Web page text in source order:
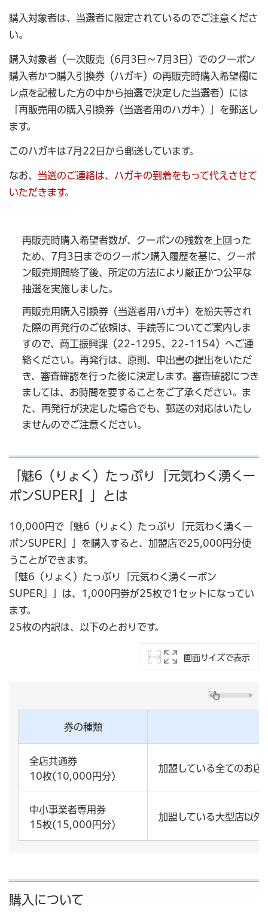
購入対象者は、当選者に限定されているのでご注意くださ
い。
購入対象者（一次販売（6月3日～7月3日）でのクーポン
購入者かつ購入引換券（ハガキ）の再販売時購入希望欄に
レ点を記載した方の中から抽選で決定した当選者）には
「再販売用の購入引換券（当選者用のハガキ）」を郵送し
ます。
このハガキは7月22日から郵送しています。
なお、 当選のご連絡は、ハガキの到着をもって代えさせて
いただきます。
再販売時購入希望者数が、クーポンの残数を上回った
ため、7月3日までのクーポン購入履歴を基に、クーポ
ン販売期間終了後、所定の方法により厳正かつ公平な
抽選を実施しました。
再販売用購入引換券（当選者用ハガキ）を紛失等され
た際の再発行のご依頼は、手続等についてご案内しま
すので、商工振興課（22-1295、22-1154）へご連
絡ください。再発行は、原則、申出書の提出をいただ
き、審査確認を行った後に決定します。審査確認につき
ましては、お時間を要することをご了承ください。ま
た、再発行が決定した場合でも、郵送の対応はいたし
ませんのでご注意ください。
「魅6（りょく）たっぷり『元気わく湧くー
ポンSUPER』」とは
10,000円で「魅6（りょく）たっぷり『元気わく湧くー
ポンSUPER』」を購入すると、加盟店で25,000円分使
うことができます。
「魅6（りょく）たっぷり『元気わく湧くーポン
SUPER』」は、1,000円券が25枚で1セットになってい
ます。
25枚の内訳は、以下のとおりです。
画面サイズで表示
券の種類
全店共通券
10枚(10,000円分)
加盟している全てのお店
中小事業者専用券
15枚(15,000円分)
加盟している大型店以外
購入について